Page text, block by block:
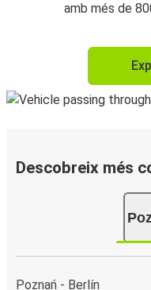
amb més de
Descobreix més
Poznań - Berlín